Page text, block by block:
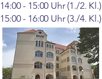
14:00 - 15:00 Uhr (1./2. Kl.)
15:00 - 16:00 Uhr (3./4. Kl.)